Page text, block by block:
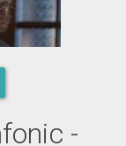
-